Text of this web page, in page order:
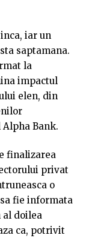
iar un
saptamana.
la
impactul
elen, din
Bank.
finalizarea
privat
o
fie informata
al doilea
ca, potrivit